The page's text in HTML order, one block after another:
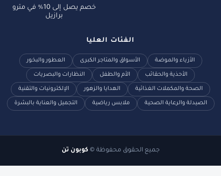
خصم يصل إلى 10% في مترو
برازيل
الفئات العليا
الأزياء والموضة الأسواق والمتاجر الكبرى العطور والبخور
الأحذية والحقائب الأم والطفل النظارات والبصريات
الصحة والمكملات الغذائية الهدايا والزهور الإلكترونيات والتقنية
الصيدلة والرعاية الصحية ملابس رياضية التجميل والعناية بالبشرة
جميع الحقوق محفوظة ©كوبون تن